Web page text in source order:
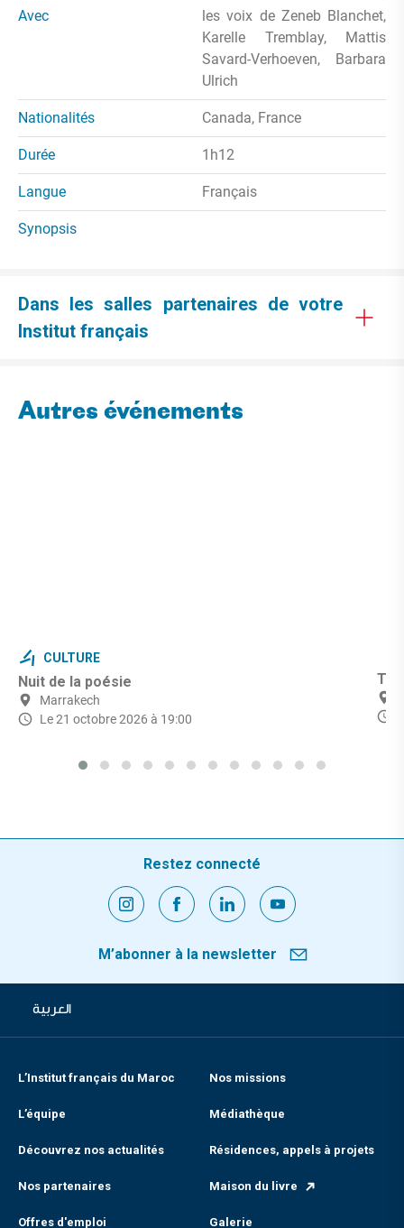
Avec
les voix de Zeneb Blanchet,
Karelle Tremblay, Mattis
Savard-Verhoeven, Barbara
Ulrich
Nationalités Canada, France
Durée 1h12
Langue Français
Synopsis
Dans les salles partenaires de votre
Institut français
Autres événements
CULTURE
Nuit de la poésie
Marrakech
Le 21 octobre 2026 à 19:00
Restez connecté
M’abonner à la newsletter
العربية
L’Institut français du Maroc Nos missions
L’équipe Médiathèque
Découvrez nos actualités Résidences, appels à projets
Nos partenaires Maison du livre
Offres d'emploi Galerie